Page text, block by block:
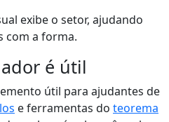
exibe o setor, ajudando
com a forma.
é útil
útil para ajudantes de
e ferramentas do teorema